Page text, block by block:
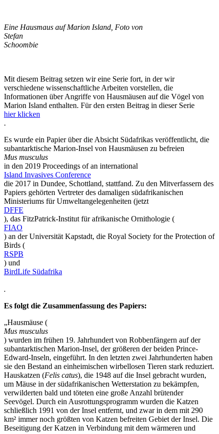
Eine Hausmaus auf Marion Island, Foto von
Stefan
Schoombie
Mit diesem Beitrag setzen wir eine Serie fort, in der wir
verschiedene wissenschaftliche Arbeiten vorstellen, die
Informationen über Angriffe von Hausmäusen auf die Vögel von
Marion Island enthalten. Für den ersten Beitrag in dieser Serie
hier klicken
.
Es wurde ein Papier über die Absicht Südafrikas veröffentlicht, die
subantarktische Marion-Insel von Hausmäusen zu befreien
Mus musculus
in den 2019 Proceedings of an international
Island Invasives Conference
die 2017 in Dundee, Schottland, stattfand. Zu den Mitverfassern des
Papiers gehörten Vertreter des damaligen südafrikanischen
Ministeriums für Umweltangelegenheiten (jetzt
DFFE
), das FitzPatrick-Institut für afrikanische Ornithologie (
FIAO
) an der Universität Kapstadt, die Royal Society for the Protection of
Birds (
RSPB
) und
BirdLife Südafrika
.
Es folgt die Zusammenfassung des Papiers:
„Hausmäuse (
Mus musculus
) wurden im frühen 19. Jahrhundert von Robbenfängern auf der
subantarktischen Marion-Insel, der größeren der beiden Prince-
Edward-Inseln, eingeführt. In den letzten zwei Jahrhunderten haben
sie den Bestand an einheimischen wirbellosen Tieren stark reduziert.
Hauskatzen (Felis catus), die 1948 auf die Insel gebracht wurden,
um Mäuse in der südafrikanischen Wetterstation zu bekämpfen,
verwilderten bald und töteten eine große Anzahl brütender
Seevögel. Durch ein Ausrottungsprogramm wurden die Katzen
schließlich 1991 von der Insel entfernt, und zwar in dem mit 290
km² immer noch größten von Katzen befreiten Gebiet der Insel. Die
Beseitigung der Katzen in Verbindung mit dem wärmeren und